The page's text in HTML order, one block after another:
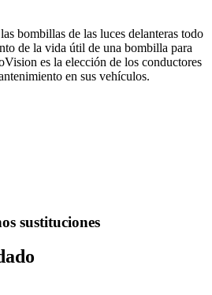
bombillas de las luces delanteras todo
de la vida útil de una bombilla para
es la elección de los conductores
en sus vehículos.
sustituciones